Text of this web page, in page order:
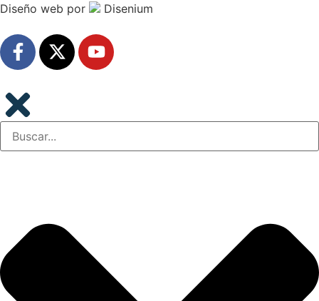
Diseño web por Disenium